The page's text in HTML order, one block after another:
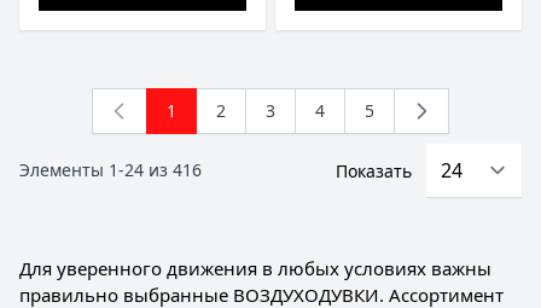
Элементы 1-24 из 416
You're currently reading page
1 Страница
2 Страница
3 Страница
4 Страница
5
Показать
Для уверенного движения в любых условиях важны
правильно выбранные ВОЗДУХОДУВКИ. Ассортимент